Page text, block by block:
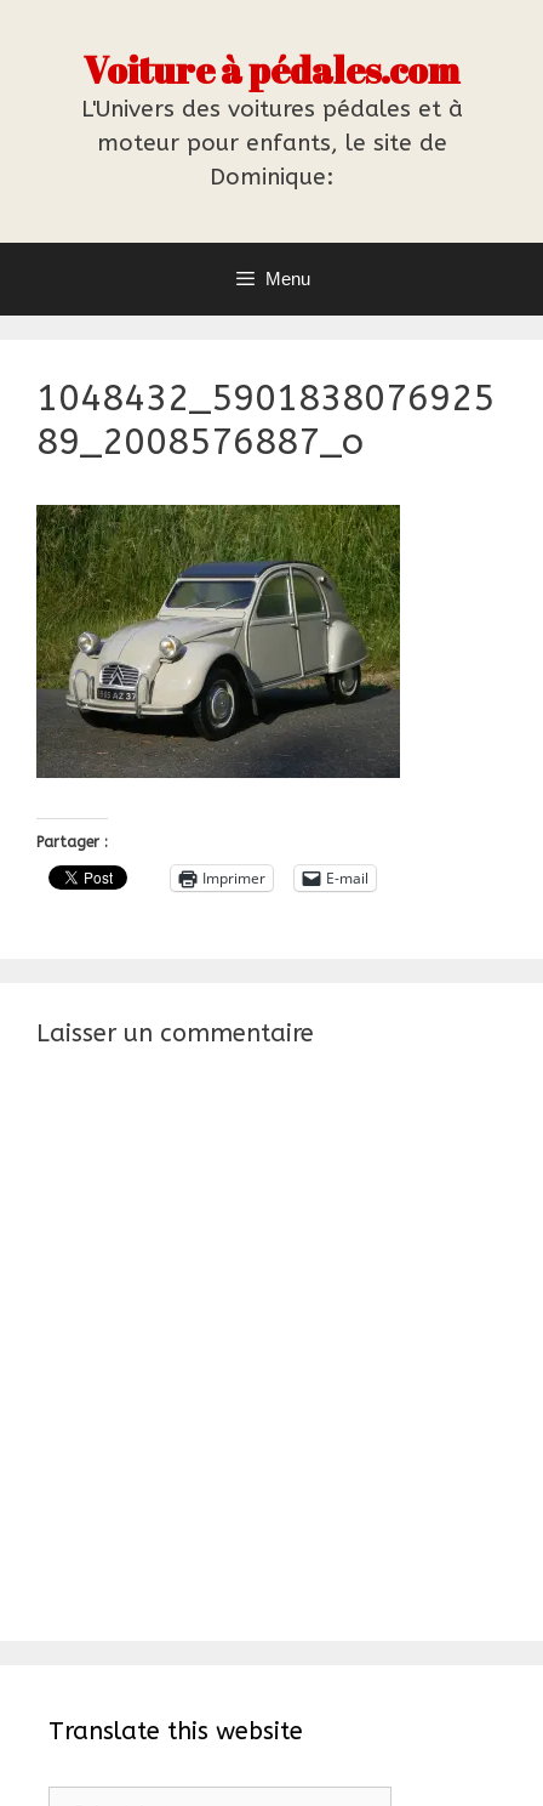
Voiture à pédales.com
L'Univers des voitures pédales et à
moteur pour enfants, le site de
Dominique:
Menu
1048432_5901838076925
89_2008576887_o
Partager :
Imprimer E-mail
Laisser un commentaire
Translate this website